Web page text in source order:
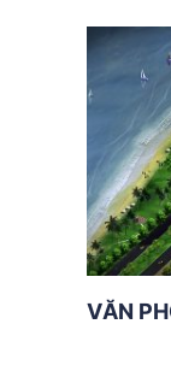
VĂN